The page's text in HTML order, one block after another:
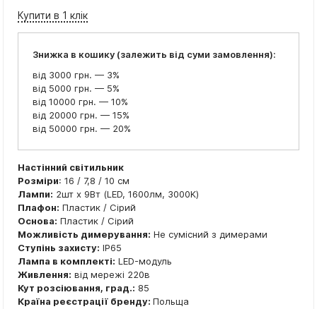
Купити в 1 клік
Знижка в кошику (залежить від суми замовлення):
від 3000 грн. — 3%
від 5000 грн. — 5%
від 10000 грн. — 10%
від 20000 грн. — 15%
від 50000 грн. — 20%
Настінний світильник
Розміри: 16 / 7,8 / 10 см
Лампи: 2шт x 9Вт (LED, 1600лм, 3000K)
Плафон: Пластик / Сірий
Основа: Пластик / Сірий
Можливість димерування: Не сумісний з димерами
Ступінь захисту: IP65
Лампа в комплекті: LED-модуль
Живлення: від мережі 220в
Кут розсіювання, град.: 85
Країна реєстрації бренду: Польща